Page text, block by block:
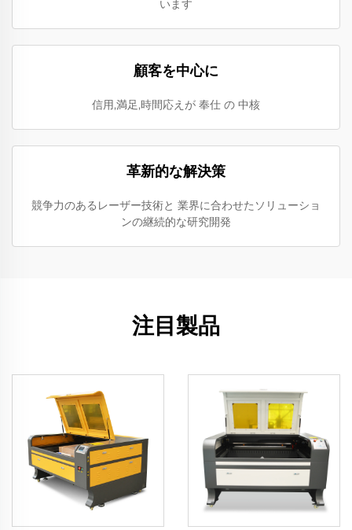
います
顧客を中心に
信用,満足,時間応えが 奉仕 の 中核
革新的な解決策
競争力のあるレーザー技術と 業界に合わせたソリューショ
ンの継続的な研究開発
注目製品